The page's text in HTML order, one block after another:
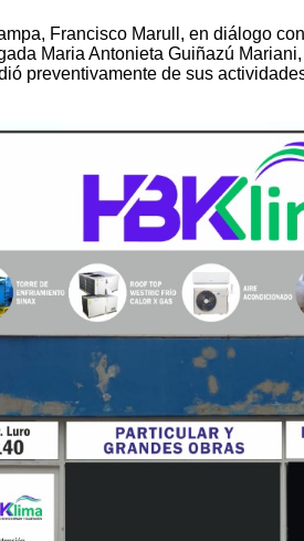
Francisco Marull, en diálogo
Maria Antonieta Guiñazú
preventivamente de sus